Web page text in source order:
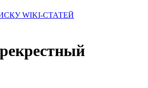
WIKI-СТАТЕЙ